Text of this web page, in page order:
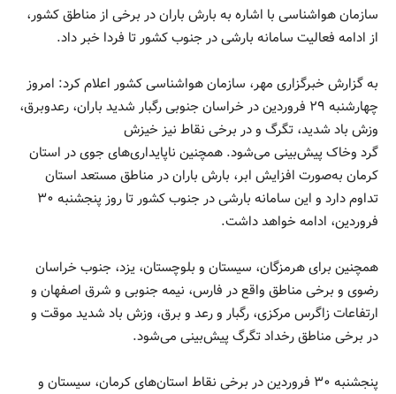
سازمان هواشناسی با اشاره به بارش باران در برخی از مناطق کشور،
از ادامه فعالیت سامانه بارشی در جنوب کشور تا فردا خبر داد.
به گزارش خبرگزاری مهر، سازمان هواشناسی کشور اعلام کرد: امروز
چهارشنبه ۲۹ فروردین در خراسان جنوبی رگبار شدید باران، رعدوبرق،
وزش باد شدید، تگرگ و در برخی نقاط نیز خیزش
گرد وخاک پیش‌بینی می‌شود. همچنین ناپایداری‌های جوی در استان
کرمان به‌صورت افزایش ابر، بارش باران در مناطق مستعد استان
تداوم دارد و این سامانه بارشی در جنوب کشور تا روز پنجشنبه ۳۰
فروردین، ادامه خواهد داشت.
همچنین برای هرمزگان، سیستان و بلوچستان، یزد، جنوب خراسان
رضوی و برخی مناطق واقع در فارس، نیمه جنوبی و شرق اصفهان و
ارتفاعات زاگرس مرکزی، رگبار و رعد و برق، وزش باد شدید موقت و
در برخی مناطق رخداد تگرگ پیش‌بینی می‌شود.
پنجشنبه ۳۰ فروردین در برخی نقاط استان‌های کرمان، سیستان و